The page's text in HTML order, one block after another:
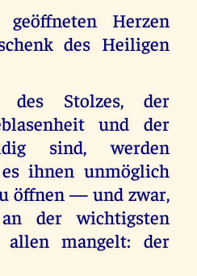
Herzen
des Heiligen
des Stolzes, der
und der
sind, werden
ihnen unmöglich
öffnen — und zwar,
der wichtigsten
allen mangelt: der